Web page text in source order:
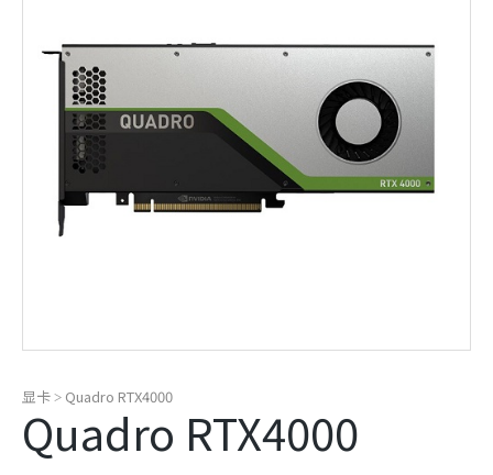
显卡 > Quadro RTX4000
Quadro RTX4000